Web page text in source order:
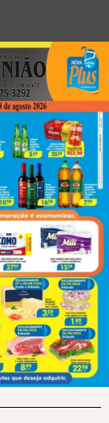
Next
Pai E Filho São Mortos A Tiros Após Desentendimento Com Policial No Norte Do Paraná
991545950